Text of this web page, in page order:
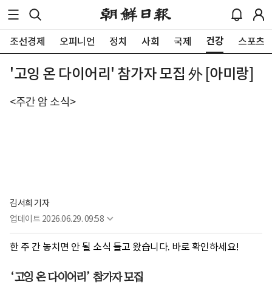
조선경제 오피니언 정치 사회 국제 건강 스포츠
'고잉 온 다이어리' 참가자 모집 外 [아미랑]
<주간 암 소식>
김서희 기자
업데이트 2026.06.29. 09:58
한 주 간 놓치면 안 될 소식 들고 왔습니다. 바로 확인하세요!
‘고잉 온 다이어리’ 참가자 모집